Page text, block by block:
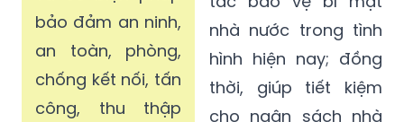
bảo đảm an ninh,
an toàn, phòng,
chống kết nối, tấn
công, thu thập
nhà nước trong tình
hình hiện nay; đồng
thời, giúp tiết kiệm
cho ngân sách nhà